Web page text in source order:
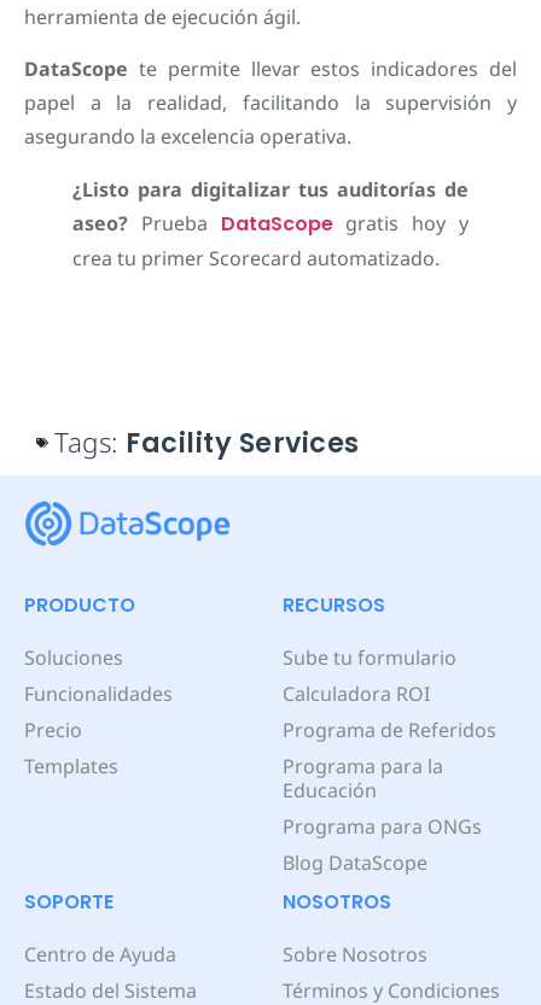
herramienta de ejecución ágil.
DataScope te permite llevar estos indicadores del
papel a la realidad, facilitando la supervisión y
asegurando la excelencia operativa.
¿Listo para digitalizar tus auditorías de
aseo? Prueba DataScopegratis hoy y
crea tu primer Scorecard automatizado.
Tags: Facility Services
PRODUCTO
Soluciones
Funcionalidades
Precio
Templates
RECURSOS
Sube tu formulario
Calculadora ROI
Programa de Referidos
Programa para la
Educación
Programa para ONGs
Blog DataScope
SOPORTE
Centro de Ayuda
Estado del Sistema
NOSOTROS
Sobre Nosotros
Términos y Condiciones